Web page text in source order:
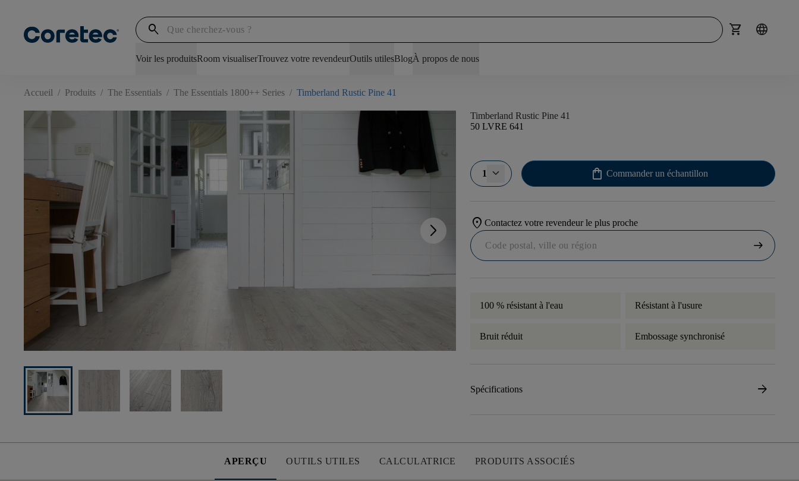
search shopping_cart language
Voir les produitsRoom visualiserTrouvez votre revendeurOutils utilesBlogÀ propos de nous
Accueil / Produits / The Essentials / The Essentials 1800++ Series / Timberland Rustic Pine 41
arrow_forward_ios
Timberland Rustic Pine 41
50 LVRE 641
1 shopping_bag Commander un échantillon
location_onContactez votre revendeur le plus proche
arrow_right_alt
100 % résistant à l'eau Résistant à l'usure
Bruit réduit Embossage synchronisé
Spécifications arrow_forward
APERÇU OUTILS UTILES CALCULATRICE PRODUITS ASSOCIÉS